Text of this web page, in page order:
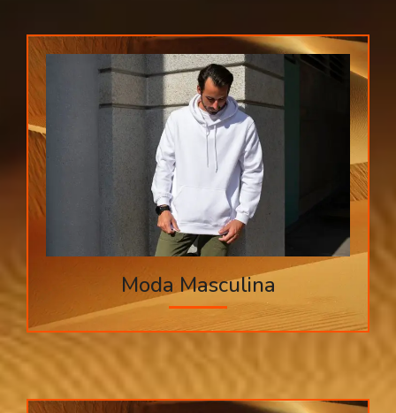
Moda Masculina